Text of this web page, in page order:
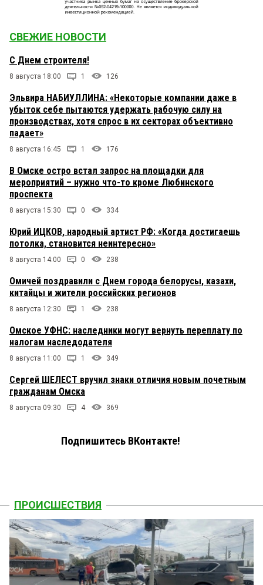
СВЕЖИЕ НОВОСТИ
С Днем строителя!
8 августа 18:00 1 126
Эльвира НАБИУЛЛИНА: «Некоторые компании даже в
убыток себе пытаются удержать рабочую силу на
производствах, хотя спрос в их секторах объективно
падает»
8 августа 16:45 1 176
В Омске остро встал запрос на площадки для
мероприятий – нужно что-то кроме Любинского
проспекта
8 августа 15:30 0 334
Юрий ИЦКОВ, народный артист РФ: «Когда достигаешь
потолка, становится неинтересно»
8 августа 14:00 0 238
Омичей поздравили с Днем города белорусы, казахи,
китайцы и жители российских регионов
8 августа 12:30 1 238
Омское УФНС: наследники могут вернуть переплату по
налогам наследодателя
8 августа 11:00 1 349
Сергей ШЕЛЕСТ вручил знаки отличия новым почетным
гражданам Омска
8 августа 09:30 4 369
Подпишитесь ВКонтакте!
ПРОИСШЕСТВИЯ